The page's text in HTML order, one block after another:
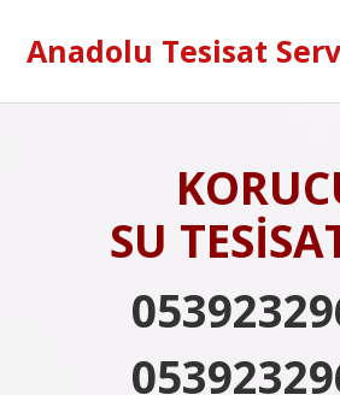
Anadolu Tesisat
SU